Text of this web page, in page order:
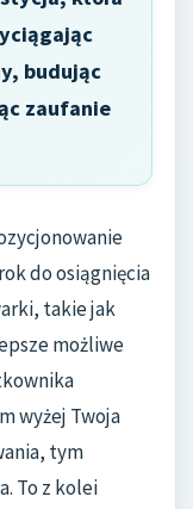
budując
zaufanie
do osiągnięcia
takie jak
możliwe
wyżej Twoja
tym
To z kolei